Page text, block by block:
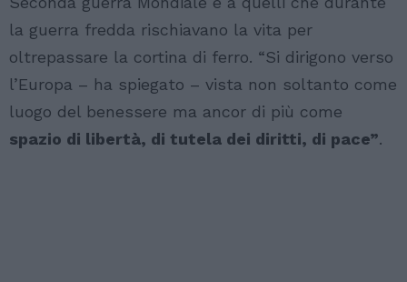
la guerra fredda rischiavano la vita per
oltrepassare la cortina di ferro. “Si dirigono verso
l’Europa – ha spiegato – vista non soltanto come
luogo del benessere ma ancor di più come
spazio di libertà, di tutela dei diritti, di pace”.